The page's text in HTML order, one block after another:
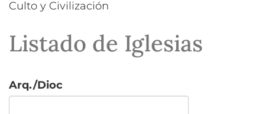
Culto y Civilización
Listado de Iglesias
Arq./Dioc